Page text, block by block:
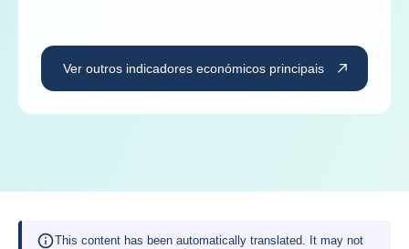
Ver outros indicadores económicos principais
This content has been automatically translated. It may not